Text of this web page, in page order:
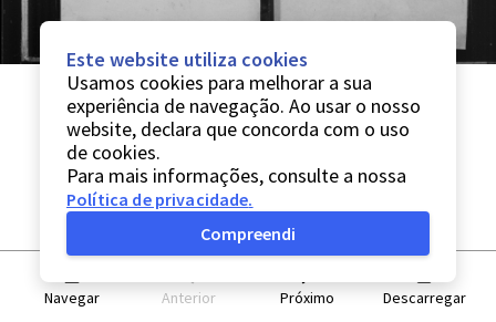
Navegar Anterior Próximo Descarregar
Este website utiliza cookies
Usamos cookies para melhorar a sua
experiência de navegação. Ao usar o nosso
website, declara que concorda com o uso
de cookies.
Para mais informações, consulte a nossa
Política de privacidade.
Compreendi